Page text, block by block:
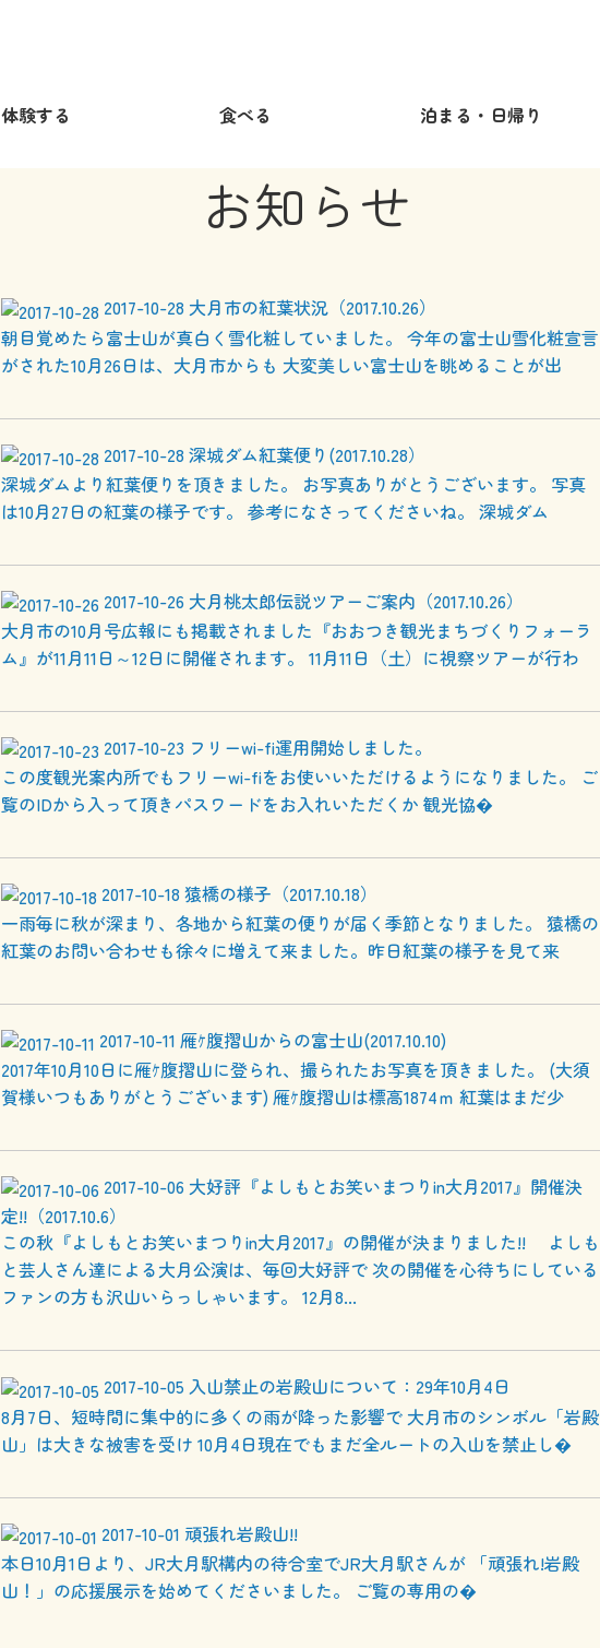
体験する 食べる 泊まる・日帰り
お知らせ
2017-10-28 大月市の紅葉状況（2017.10.26）
朝目覚めたら富士山が真白く雪化粧していました。 今年の富士山雪化粧宣言
がされた10月26日は、大月市からも 大変美しい富士山を眺めることが出
2017-10-28 深城ダム紅葉便り(2017.10.28）
深城ダムより紅葉便りを頂きました。 お写真ありがとうございます。 写真
は10月27日の紅葉の様子です。 参考になさってくださいね。 深城ダム
2017-10-26 大月桃太郎伝説ツアーご案内（2017.10.26）
大月市の10月号広報にも掲載されました『おおつき観光まちづくりフォーラ
ム』が11月11日～12日に開催されます。 11月11日（土）に視察ツアーが行わ
2017-10-23 フリーwi-fi運用開始しました。
この度観光案内所でもフリーwi-fiをお使いいただけるようになりました。 ご
覧のIDから入って頂きパスワードをお入れいただくか 観光協�
2017-10-18 猿橋の様子（2017.10.18）
一雨毎に秋が深まり、各地から紅葉の便りが届く季節となりました。 猿橋の
紅葉のお問い合わせも徐々に増えて来ました。昨日紅葉の様子を見て来
2017-10-11 雁ｹ腹摺山からの富士山(2017.10.10)
2017年10月10日に雁ｹ腹摺山に登られ、撮られたお写真を頂きました。 (大須
賀様いつもありがとうございます) 雁ｹ腹摺山は標高1874ｍ 紅葉はまだ少
2017-10-06 大好評『よしもとお笑いまつりin大月2017』開催決
定!!（2017.10.6）
この秋『よしもとお笑いまつりin大月2017』の開催が決まりました!! よしも
と芸人さん達による大月公演は、毎回大好評で 次の開催を心待ちにしている
ファンの方も沢山いらっしゃいます。 12月8...
2017-10-05 入山禁止の岩殿山について：29年10月4日
8月7日、短時間に集中的に多くの雨が降った影響で 大月市のシンボル「岩殿
山」は大きな被害を受け 10月4日現在でもまだ全ルートの入山を禁止し�
2017-10-01 頑張れ岩殿山!!
本日10月1日より、JR大月駅構内の待合室でJR大月駅さんが 「頑張れ!岩殿
山！」の応援展示を始めてくださいました。 ご覧の専用の�